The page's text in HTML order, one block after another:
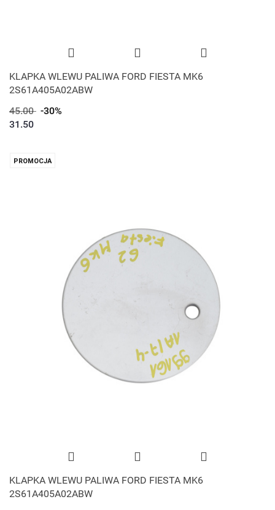
KLAPKA WLEWU PALIWA FORD FIESTA MK6
2S61A405A02ABW
45.00 -30%
31.50
PROMOCJA
KLAPKA WLEWU PALIWA FORD FIESTA MK6
2S61A405A02ABW